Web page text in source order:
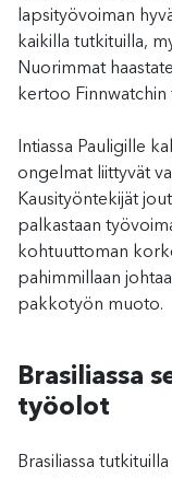
lapsityövoiman
kaikilla tutkituilla,
Nuorimmat
kertoo Finnwatchin
Intiassa Pauligille
ongelmat liittyvät
Kausityöntekijät
palkastaan
kohtuuttoman
pahimmillaan
pakkotyön muoto.
Brasiliassa
työolot
Brasiliassa